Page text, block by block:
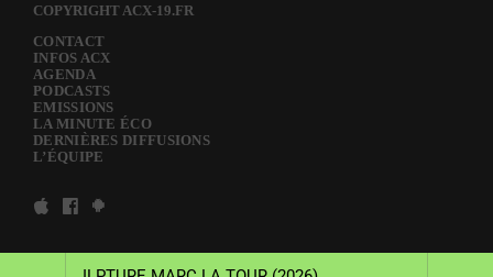
COPYRIGHT ACX-19.FR
CONTACT
INFOS ACX
AGENDA
PODCASTS
EMISSIONS
LA MINUTE ÉCO
DERNIÈRES DIFFUSIONS
L’ÉQUIPE